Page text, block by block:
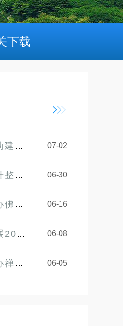
下载
议书 07-02
议书 06-30
的通知 06-16
通知 06-08
的通... 06-05